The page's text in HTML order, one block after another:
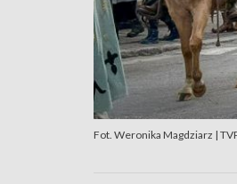
Fot. Weronika Magdziarz |